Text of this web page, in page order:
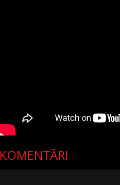
KOMENTĀRI